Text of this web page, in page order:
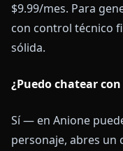
$9.99/mes. Para
con control técnico
sólida.
¿Puedo chatear
Sí — en Anione
personaje, abres un